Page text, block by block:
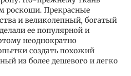
роскоши. Прекрасные
и великолепный, богатый
ее популярной и
неоднократно
создать похожий
из более дешевого и легко